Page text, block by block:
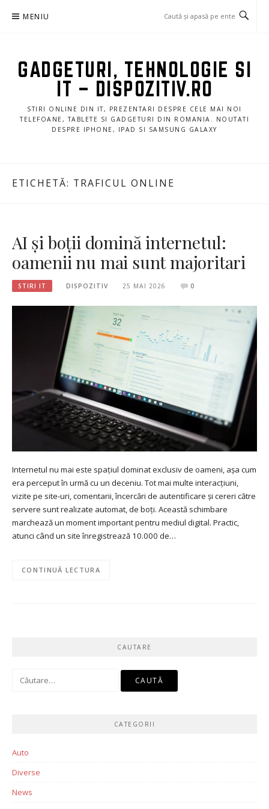
MENIU
GADGETURI, TEHNOLOGIE SI
IT – DISPOZITIV.RO
STIRI ONLINE DIN IT, PREZENTARI DESPRE CELE MAI NOI
TELEFOANE, TABLETE SI GADGETURI DIN ROMANIA. NOUTATI
DESPRE IPHONE, IPAD SI SAMSUNG GALAXY
ETICHETĂ: TRAFICUL ONLINE
AI și boții domină internetul:
oamenii nu mai sunt majoritari
STIRI IT DISPOZITIV 25 MAI 2026 0
Internetul nu mai este spațiul dominat exclusiv de oameni, așa cum
era perceput în urmă cu un deceniu. Tot mai multe interacțiuni,
vizite pe site-uri, comentarii, încercări de autentificare și cereri către
servere sunt realizate automat, de boți. Această schimbare
marchează un moment important pentru mediul digital. Practic,
atunci când un site înregistrează 10.000 de…
CONTINUĂ LECTURA
CAUTARE
Caută
CATEGORII
Auto
Diverse
News